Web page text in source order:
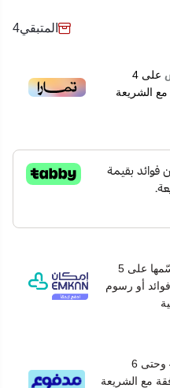
المتبقي4
على 4
الشريعة
وقسّمها على 5
أو رسوم
قسم دفعاتك بطريقة ميسرة إلى 4 وحتى 6
مع الشريعة